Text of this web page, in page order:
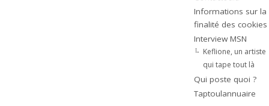
Informations sur la
finalité des cookies
Interview MSN
Keflione, un artiste
qui tape tout là
Qui poste quoi ?
Taptoulannuaire